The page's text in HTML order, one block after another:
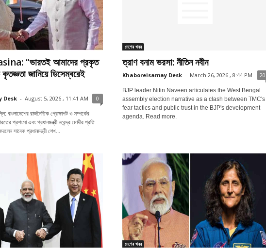
“ভারতই আমাদের প্রকৃত
জানিয়ে ডিসেম্বরেই
Desk - August 5, 2026 , 11:41 AM 0
বাংলাদেশের রাজনৈতিক প্রেক্ষাপট ও সম্পর্কের
প্রশংসা এবং প্রধানমন্ত্রী নরেন্দ্র মোদীর প্রতি
সাবেক প্রধানমন্ত্রী শেখ...
দেশের খবর
ত্রাণ বনাম ভরসা: নীতিন নবীন
Khaboreisamay Desk - March 26, 2026 , 8:44 PM 20
BJP leader Nitin Naveen articulates the West Bengal
assembly election narrative as a clash between TMC's
fear tactics and public trust in the BJP's development
agenda. Read more.
দেশের খবর